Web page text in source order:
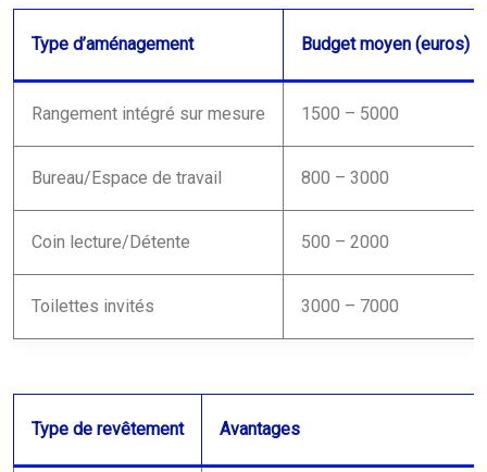
Type d’aménagement Budget moyen (euros)
Rangement intégré sur mesure 1500 – 5000
Bureau/Espace de travail 800 – 3000
Coin lecture/Détente 500 – 2000
Toilettes invités 3000 – 7000
Type de revêtement Avantages